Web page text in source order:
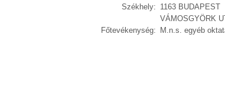
Székhely: 1163 BUDAPEST
VÁMOSGYÖRK
Főtevékenység:
M.n.s. egyéb